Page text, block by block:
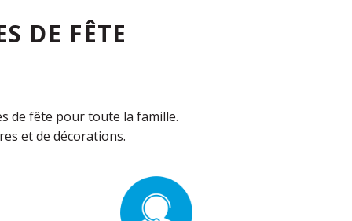
DE FÊTE
de fête pour toute la famille.
et de décorations.